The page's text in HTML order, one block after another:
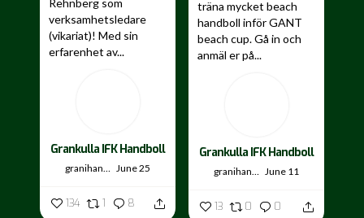
Rehnberg som
verksamhetsledare
(vikariat)! Med sin
erfarenhet av...
Grankulla IFK Handboll
granihandis June 25
134 1 8
träna mycket beach
handboll inför GANT
beach cup. Gå in och
anmäl er på...
Grankulla IFK Handboll
granihandis June 11
13 0 0